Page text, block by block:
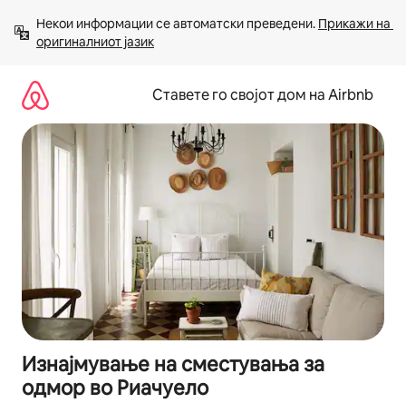
содржина
Некои информации се автоматски преведени. Прикажи на
оригиналниот јазик
Ставете го својот дом на Airbnb
Изнајмување на сместувања за
одмор во Риачуелo